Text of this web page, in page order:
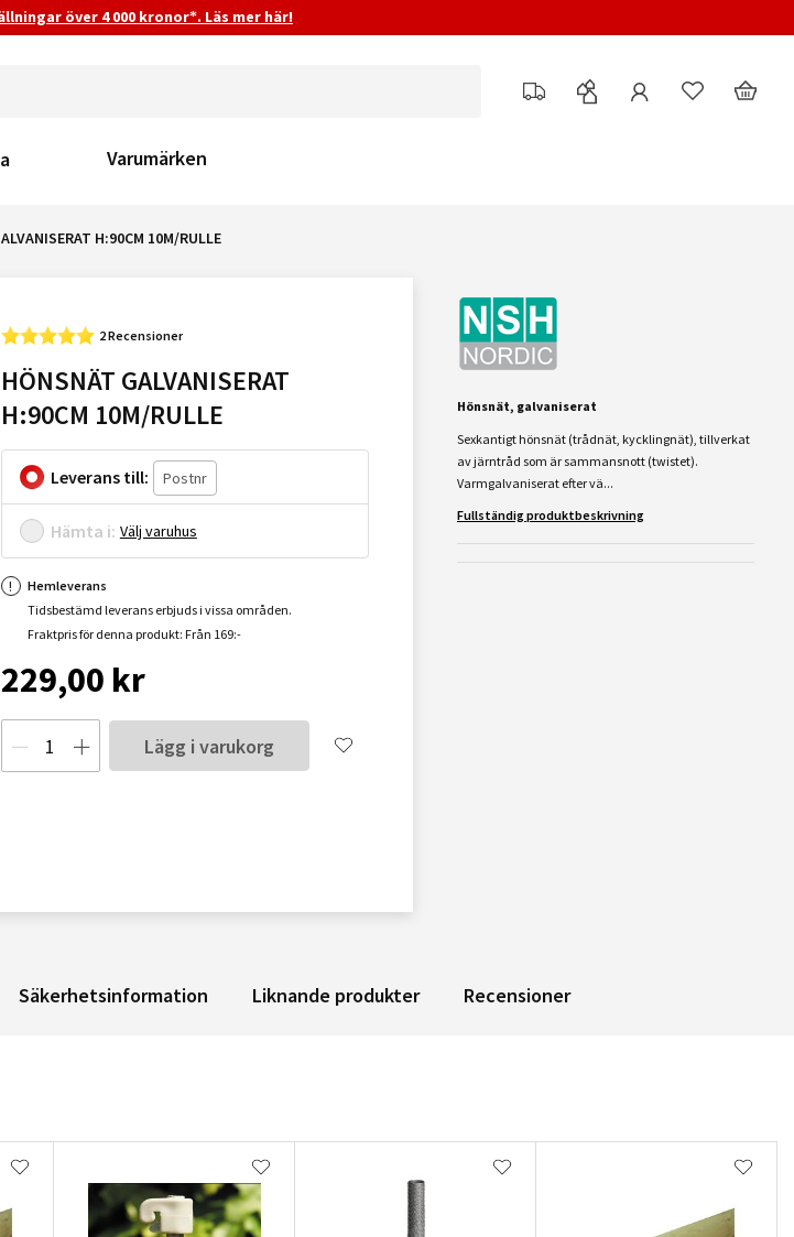
över 4 000 kronor*. Läs mer här!
Varumärken
H:90CM 10M/RULLE
2 Recensioner
HÖNSNÄT GALVANISERAT
H:90CM 10M/RULLE
Leverans till:
Hämta i: Välj varuhus
Hemleverans
Tidsbestämd leverans erbjuds i vissa områden.
Fraktpris för denna produkt: Från 169:-
229,00 kr
Lägg i varukorg
Hönsnät, galvaniserat
Sexkantigt hönsnät (trådnät, kycklingnät), tillverkat
av järntråd som är sammansnott (twistet).
Varmgalvaniserat efter vä...
Fullständig produktbeskrivning
Säkerhetsinformation Liknande produkter Recensioner